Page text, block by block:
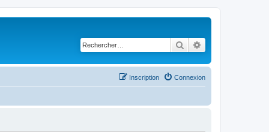
Rechercher
Connexion
Inscription